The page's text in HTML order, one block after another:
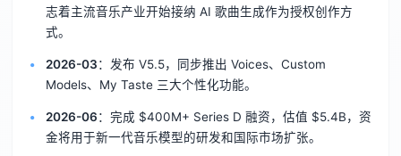
志着主流音乐产业开始接纳 AI 歌曲生成作为授权创作方
式。
2026-03：发布 V5.5，同步推出 Voices、Custom
Models、My Taste 三大个性化功能。
2026-06：完成 $400M+ Series D 融资，估值 $5.4B，资
金将用于新一代音乐模型的研发和国际市场扩张。